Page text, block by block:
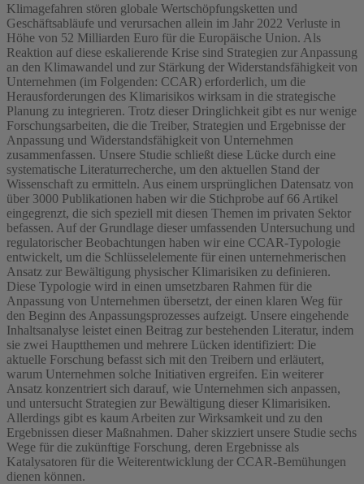
Klimagefahren stören globale Wertschöpfungsketten und
Geschäftsabläufe und verursachen allein im Jahr 2022 Verluste in
Höhe von 52 Milliarden Euro für die Europäische Union. Als
Reaktion auf diese eskalierende Krise sind Strategien zur Anpassung
an den Klimawandel und zur Stärkung der Widerstandsfähigkeit von
Unternehmen (im Folgenden: CCAR) erforderlich, um die
Herausforderungen des Klimarisikos wirksam in die strategische
Planung zu integrieren. Trotz dieser Dringlichkeit gibt es nur wenige
Forschungsarbeiten, die die Treiber, Strategien und Ergebnisse der
Anpassung und Widerstandsfähigkeit von Unternehmen
zusammenfassen. Unsere Studie schließt diese Lücke durch eine
systematische Literaturrecherche, um den aktuellen Stand der
Wissenschaft zu ermitteln. Aus einem ursprünglichen Datensatz von
über 3000 Publikationen haben wir die Stichprobe auf 66 Artikel
eingegrenzt, die sich speziell mit diesen Themen im privaten Sektor
befassen. Auf der Grundlage dieser umfassenden Untersuchung und
regulatorischer Beobachtungen haben wir eine CCAR-Typologie
entwickelt, um die Schlüsselelemente für einen unternehmerischen
Ansatz zur Bewältigung physischer Klimarisiken zu definieren.
Diese Typologie wird in einen umsetzbaren Rahmen für die
Anpassung von Unternehmen übersetzt, der einen klaren Weg für
den Beginn des Anpassungsprozesses aufzeigt. Unsere eingehende
Inhaltsanalyse leistet einen Beitrag zur bestehenden Literatur, indem
sie zwei Hauptthemen und mehrere Lücken identifiziert: Die
aktuelle Forschung befasst sich mit den Treibern und erläutert,
warum Unternehmen solche Initiativen ergreifen. Ein weiterer
Ansatz konzentriert sich darauf, wie Unternehmen sich anpassen,
und untersucht Strategien zur Bewältigung dieser Klimarisiken.
Allerdings gibt es kaum Arbeiten zur Wirksamkeit und zu den
Ergebnissen dieser Maßnahmen. Daher skizziert unsere Studie sechs
Wege für die zukünftige Forschung, deren Ergebnisse als
Katalysatoren für die Weiterentwicklung der CCAR-Bemühungen
dienen können.